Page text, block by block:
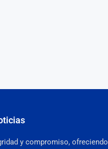
y compromiso, ofreciendo